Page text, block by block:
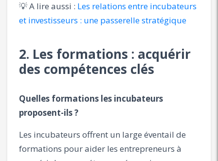
💡 A lire aussi : Les relations entre incubateurs
et investisseurs : une passerelle stratégique
2. Les formations : acquérir
des compétences clés
Quelles formations les incubateurs
proposent-ils ?
Les incubateurs offrent un large éventail de
formations pour aider les entrepreneurs à